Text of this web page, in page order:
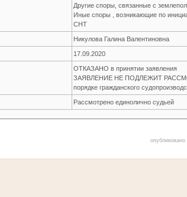
Другие споры, связанные с
Иные споры , возникающие по
СНТ
Никулова Галина Валентиновна
17.09.2020
ОТКАЗАНО в принятии заявления
ЗАЯВЛЕНИЕ НЕ ПОДЛЕЖИТ
порядке гражданского
Рассмотрено единолично судьей